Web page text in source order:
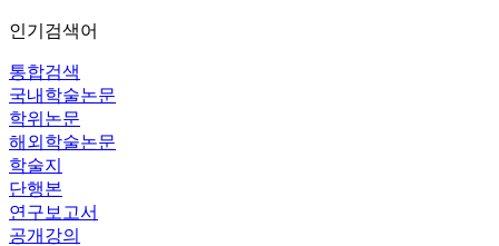
인기검색어
통합검색
국내학술논문
학위논문
해외학술논문
학술지
단행본
연구보고서
공개강의